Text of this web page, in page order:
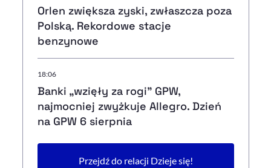
Orlen zwiększa zyski, zwłaszcza poza
Polską. Rekordowe stacje
benzynowe
18:06
Banki „wzięły za rogi" GPW,
najmocniej zwyżkuje Allegro. Dzień
na GPW 6 sierpnia
Przejdź do relacji Dzieje się!